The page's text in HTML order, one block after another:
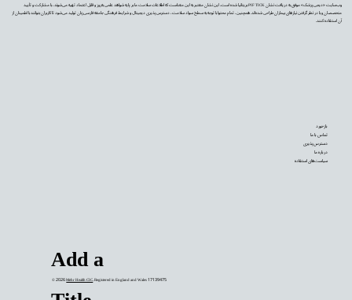
Add a
© 2026Mehr Health CIC. Registered in England and Wales 17139475
وب‌سایت «دیجی‌پزشک» موفق به دریافت نشان PIF TICK بریتانیا شده است. این نشان معتبر به این معناست که اطلاعات سلامت ما بر پایه شواهد علمی به‌روز و قابل اعتماد تهیه می‌شوند، با مشارکت و تأیید
متخصصان و با در نظر گرفتن نیازهای بیماران طراحی شده‌اند. همچنین، تمام محتوا با توجه به سطح سواد سلامت، دسترس‌پذیری دیجیتال و شرایط فرهنگی جامعه فارسی‌زبان تولید می‌شود تا کاربران بتوانند با اطمینان از
آن استفاده کنند.
بازخورد
تماس با ما
دسترس‌پذیری
درباره ما
سیاست‌های استفاده